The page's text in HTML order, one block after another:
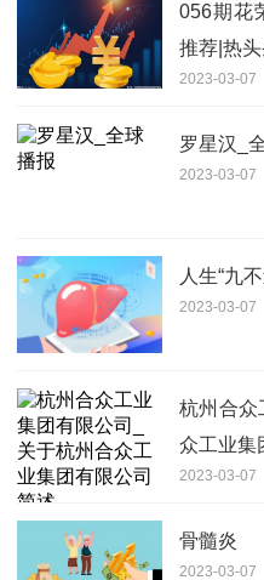
056期花
推荐|热
2023-03-07
罗星汉_
2023-03-07
人生“九
2023-03-07
杭州合众
众工业集
2023-03-07
骨髓炎
2023-03-07